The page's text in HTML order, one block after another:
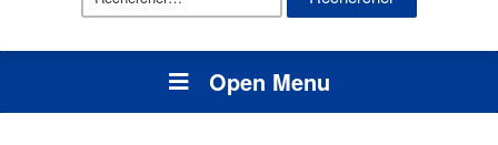
Open Menu